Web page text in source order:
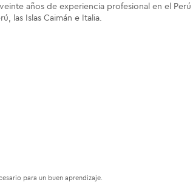
veinte años de experiencia profesional en el
las Islas Caimán e Italia.
para un buen aprendizaje.